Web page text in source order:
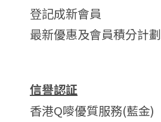
登記成新會員
最新優惠及會員積分計劃
信譽認証
香港Q嘜優質服務(藍金)